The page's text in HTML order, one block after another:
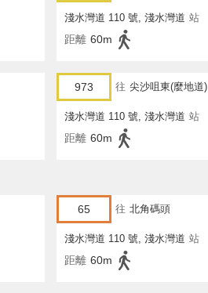
淺水灣道 110 號, 淺水灣道 站
距離 60m
973 往 尖沙咀東(麼地道)
淺水灣道 110 號, 淺水灣道 站
距離 60m
65 往 北角碼頭
淺水灣道 110 號, 淺水灣道 站
距離 60m